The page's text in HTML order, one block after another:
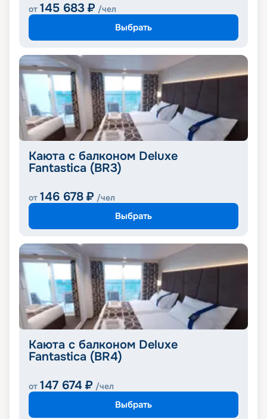
от 145 683 ₽ /чел
Выбрать
Каюта с балконом Deluxe
Fantastica (BR3)
от 146 678 ₽ /чел
Выбрать
Каюта с балконом Deluxe
Fantastica (BR4)
от 147 674 ₽ /чел
Выбрать